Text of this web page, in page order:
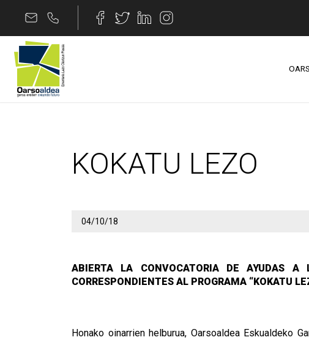
Edukira joan
KOKATU LEZO
04/10/18
ABIERTA LA CONVOCATORIA DE AYUDAS A
CORRESPONDIENTES AL PROGRAMA “KOKATU
Honako oinarrien helburua, Oarsoaldea Eskualdeko